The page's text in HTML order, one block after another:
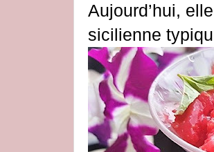
Aujourd’hui,
sicilienne